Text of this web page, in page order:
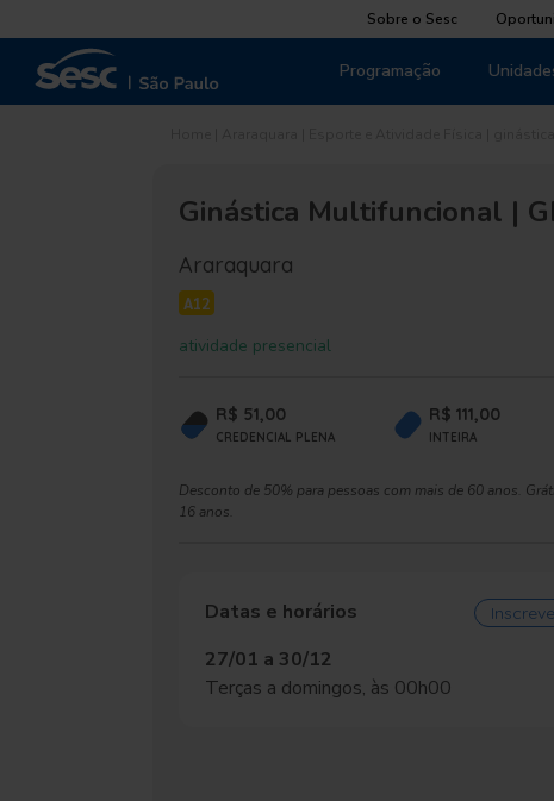
Sobre o Sesc
Programação
Ginástica Multifuncional |
Araraquara
A12
atividade presencial
R$ 51,00
CREDENCIAL PLENA
R$ 111,00
INTEIRA
Desconto de 50% para pessoas com mais de 60 anos.
16 anos.
Datas e horários
27/01 a 30/12
Terças a domingos, às 00h00